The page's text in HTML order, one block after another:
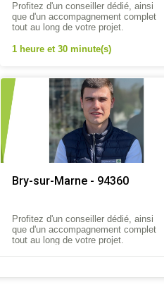
Profitez d'un conseiller dédié, ainsi
que d'un accompagnement complet
tout au long de votre projet.
1 heure et 30 minute(s)
Bry-sur-Marne - 94360
Profitez d'un conseiller dédié, ainsi
que d'un accompagnement complet
tout au long de votre projet.